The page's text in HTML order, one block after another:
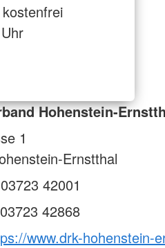
Hohenstein-
1
Ernstthal
03723 42001
03723 42868
www.drk-hohenstein-